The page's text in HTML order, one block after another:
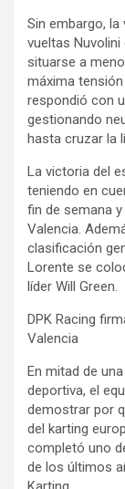
Sin embargo,
vueltas
situarse a
máxima
respondió con
gestionando
hasta cruzar la
La victoria del
teniendo en
fin de semana
Valencia.
clasificación
Lorente se
líder Will Green.
DPK Racing
Valencia
En mitad de
deportiva, el
demostrar por
del karting
completó uno
de los últimos